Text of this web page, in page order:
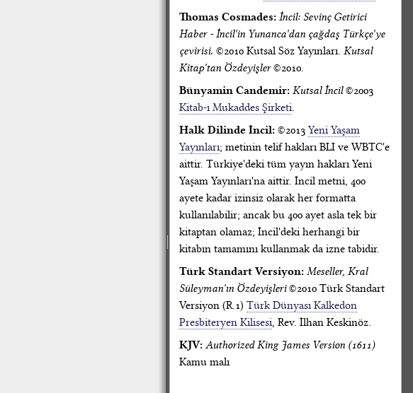
Thomas Cosmades: İncil: Sevinç Getirici
Haber - İncil'in Yunanca'dan çağdaş Türkçe'ye
çevirisi. ©2010 Kutsal Söz Yayınları. Kutsal
Kitap'tan Özdeyişler©2010.
Bünyamin Candemir: Kutsal İncil©2003
Kitab-ı Mukaddes Şirketi.
Halk Dilinde İncil: ©2013 Yeni Yaşam
Yayınları; metinin telif hakları BLI ve WBTC'e
aittir. Türkiye'deki tüm yayın hakları Yeni
Yaşam Yayınları'na aittir. İncil metni, 400
ayete kadar izinsiz olarak her formatta
kullanılabilir; ancak bu 400 ayet asla tek bir
kitaptan olamaz; İncil'deki herhangi bir
kitabın tamamını kullanmak da izne tabidir.
Türk Standart Versiyon: Meseller, Kral
Süleyman'ın Özdeyişleri©2010 Türk Standart
Versiyon (R.1) Türk Dünyası Kalkedon
Presbiteryen Kilisesi, Rev. İlhan Keskinöz.
KJV: Authorized King James Version (1611)
Kamu malı